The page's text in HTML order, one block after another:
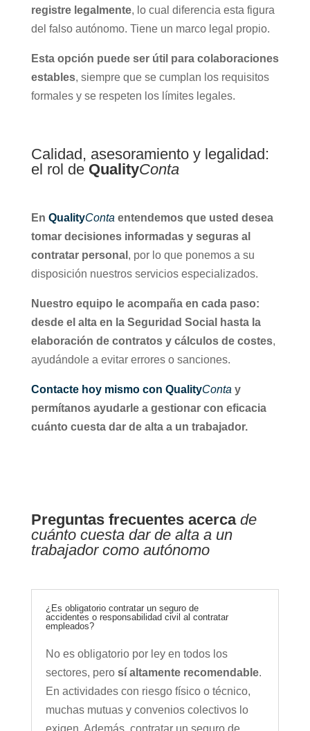
registre legalmente, lo cual diferencia esta figura
del falso autónomo. Tiene un marco legal propio.
Esta opción puede ser útil para colaboraciones
estables, siempre que se cumplan los requisitos
formales y se respeten los límites legales.
Calidad, asesoramiento y legalidad:
el rol deQualityConta
En QualityConta entendemos que usted desea
tomar decisiones informadas y seguras al
contratar personal , por lo que ponemos a su
disposición nuestros servicios especializados.
Nuestro equipo le acompaña en cada paso:
desde el alta en la Seguridad Social hasta la
elaboración de contratos y cálculos de costes,
ayudándole a evitar errores o sanciones.
Contacte hoy mismo con QualityConta y
permítanos ayudarle a gestionar con eficacia
cuánto cuesta dar de alta a un trabajador.
Preguntas frecuentes acerca de
cuánto cuesta dar de alta a un
trabajador como autónomo
¿Es obligatorio contratar un seguro de
accidentes o responsabilidad civil al contratar
empleados?
No es obligatorio por ley en todos los
sectores, pero sí altamente recomendable.
En actividades con riesgo físico o técnico,
muchas mutuas y convenios colectivos lo
exigen. Además, contratar un seguro de